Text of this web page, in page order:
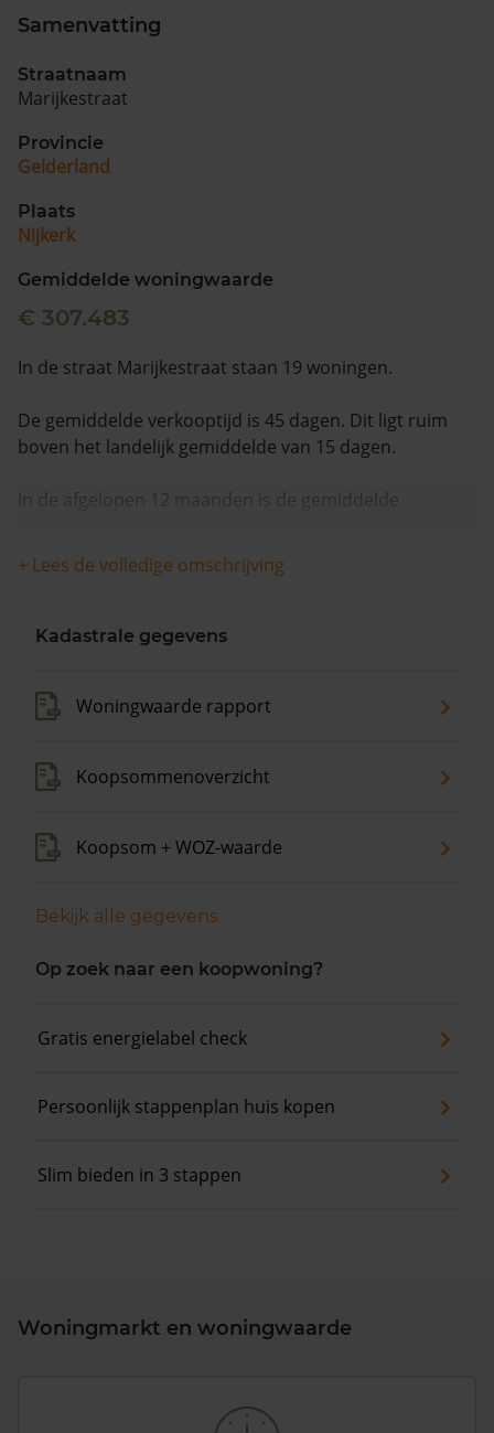
Samenvatting
Straatnaam
Marijkestraat
Provincie
Gelderland
Plaats
Nijkerk
Gemiddelde woningwaarde
€ 307.483
In de straat Marijkestraat staan 19 woningen.
De gemiddelde verkooptijd is 45 dagen. Dit ligt ruim
boven het landelijk gemiddelde van 15 dagen.
In de afgelopen 12 maanden is de gemiddelde
+ Lees de volledige omschrijving
Kadastrale gegevens
Woningwaarde rapport
Koopsommenoverzicht
Koopsom + WOZ-waarde
Bekijk alle gegevens
Op zoek naar een koopwoning?
Gratis energielabel check
Persoonlijk stappenplan huis kopen
Slim bieden in 3 stappen
Woningmarkt en woningwaarde